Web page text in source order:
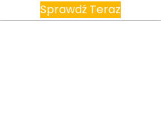
Sprawdź Teraz